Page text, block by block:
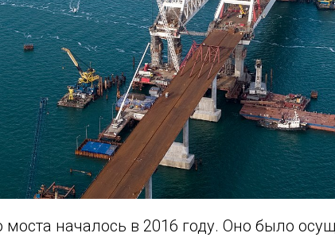
моста началось в 2016 году. Оно было